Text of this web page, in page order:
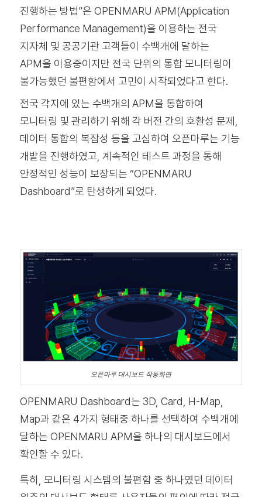
진행하는 방법”은 OPENMARU APM(Application
Performance Management)을 이용하는 전국
지자체 및 공공기관 고객들이 수백개에 달하는
APM을 이용중이지만 전국 단위의 통합 모니터링이
불가능했던 불편함에서 고민이 시작되었다고 한다.
전국 각지에 있는 수백개의 APM을 통합하여
모니터링 및 관리하기 위해 각 버전 간의 호환성 문제,
데이터 통합의 복잡성 등을 고심하여 오픈마루는 기능
개발을 진행하였고, 계속적인 테스트 과정을 통해
안정적인 성능이 보장되는 “OPENMARU
Dashboard”로 탄생하게 되었다.
오픈마루 대시보드 작동화면
OPENMARU Dashboard는 3D, Card, H-Map,
Map과 같은 4가지 형태중 하나를 선택하여 수백개에
달하는 OPENMARU APM을 하나의 대시보드에서
확인할 수 있다.
특히, 모니터링 시스템의 불편함 중 하나였던 데이터